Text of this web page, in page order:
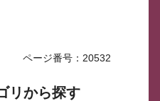
ページ番号：20532
リから探す